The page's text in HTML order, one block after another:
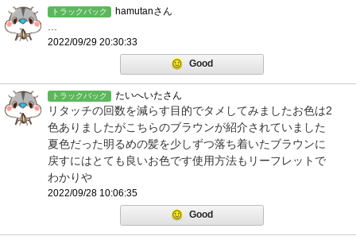
トラックバック hamutanさん
2022/09/29 20:30:33
Good
トラックバック たいへいたさん
リタッチの回数を減らす目的でタメしてみましたお色は2
色ありましたがこちらのブラウンが紹介されていました
夏色だった明るめの髪を少しずつ落ち着いたブラウンに
戻すにはとても良いお色です使用方法もリーフレットで
わかりや
2022/09/28 10:06:35
Good